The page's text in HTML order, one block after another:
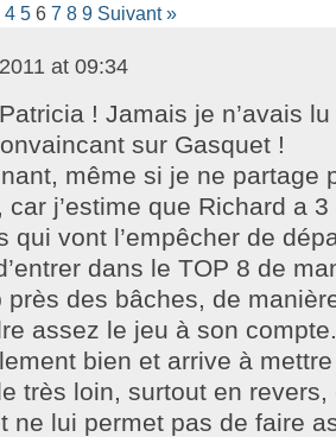
4 5 6 7 8 9 Suivant »
at 09:34
! Jamais je n’avais
sur Gasquet !
même si je ne partage
car j’estime que Richard a
qui vont l’empêcher de
dans le TOP 8 de
près des bâches, de
assez le jeu à son
bien et arrive à
très loin, surtout en
ne lui permet pas de faire